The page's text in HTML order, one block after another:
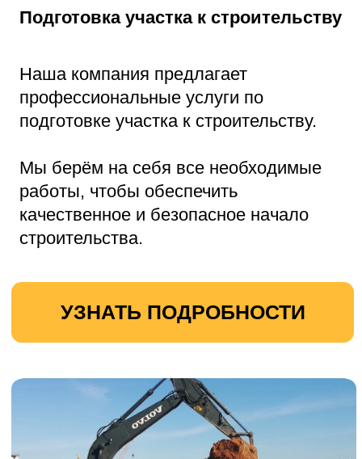
Вывоз строительного мусора
УЗНАТЬ ПОДРОБНОСТИ
Наша компания предлагает
Бой бетона — это измельчённый бетон,
который образуется в процессе
демонтажа зданий или при производстве